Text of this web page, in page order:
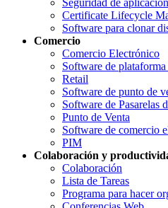
Certificate Lifecycle
Software para clonar
Comercio
Comercio Electrónico
Software de
Retail
Software de punto de
Software de Pasarelas
Punto de Venta
Software de comercio
PIM
Colaboración y
Colaboración
Lista de Tareas
Programa para hacer